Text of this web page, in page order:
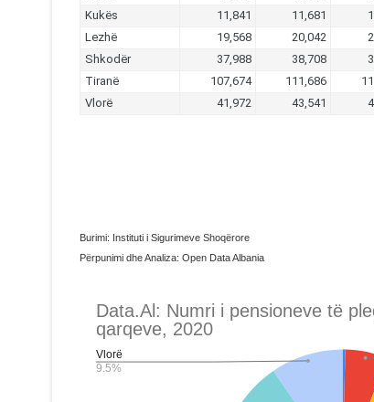
Burimi: Instituti i Sigurimeve Shoqërore
Përpunimi dhe Analiza: Open Data Albania